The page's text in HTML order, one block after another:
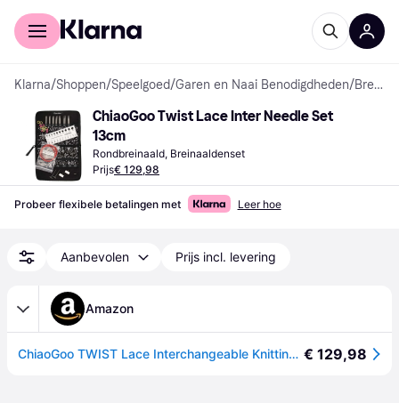
Voor shoppers
Klarna/Shoppen/Speelgoed/Garen en Naai Benodigdheden/ Breinaalden
ChiaoGoo Twist Lace Inter Needle Set
13cm
Rondbreinaald, Breinaaldenset
Prijs€ 129,98
Probeer flexibele betalingen met Leer hoe
Aanbevolen Prijs incl. levering
Amazon
ChiaoGoo TWIST Lace Interchangeable Knitting Needles 13cm 2.75-5.00mm Small € 129,98